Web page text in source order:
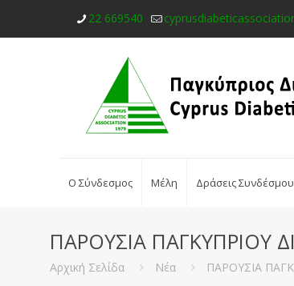
22 669540
Ο Σύνδεσμος Μέλη Δράσεις Συνδέσμου
ΠΑΡΟΥΣΙΑ ΠΑΓΚΥΠΡΙΟΥ
Αρχική Σελίδα Νέα ΠΑΡΟΥΣΙΑ